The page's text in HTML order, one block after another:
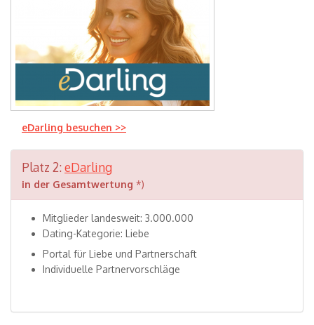
eDarling besuchen >>
Platz 2:eDarling
in der Gesamtwertung *)
Mitglieder landesweit: 3.000.000
Dating-Kategorie: Liebe
Portal für Liebe und Partnerschaft
Individuelle Partnervorschläge